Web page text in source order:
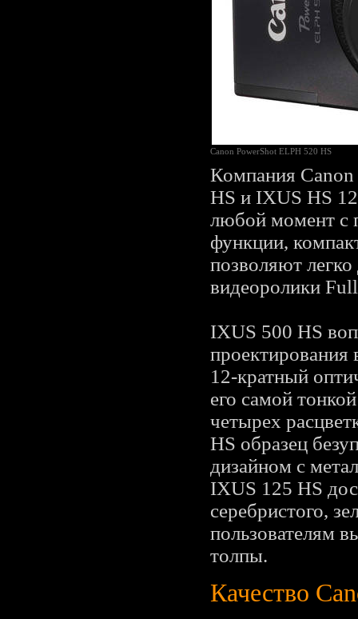
Canon PowerShot ELPH 520 HS
Компания
HS и IXUS HS
любой момент с
функции,
позволяют
видеоролики
IXUS 500 HS
проектирования
12-кратный
его самой
четырех
HS образец
дизайном с
IXUS 125 HS
серебристого,
пользователям
толпы.
Качество